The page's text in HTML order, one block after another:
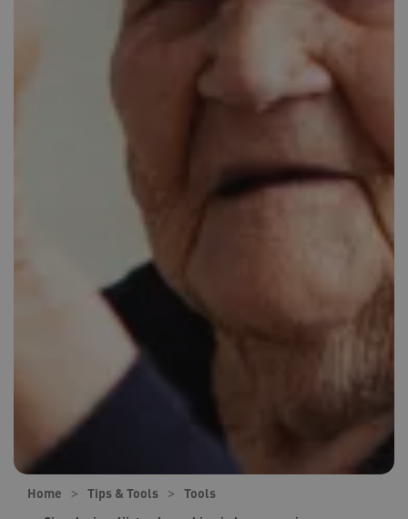
Home Tips & Tools
Tools